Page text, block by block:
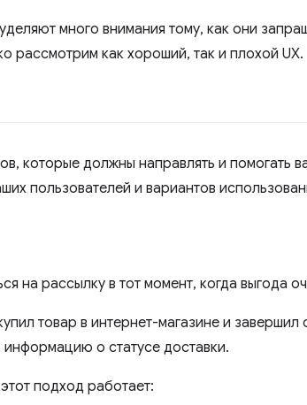
много внимания тому, как они
рассмотрим как хороший, так и плохой UX.
которые должны направлять и помогать
пользователей и вариантов
на рассылку в тот момент, когда выгода
товар в интернет-магазине и
о статусе доставки.
подход работает: